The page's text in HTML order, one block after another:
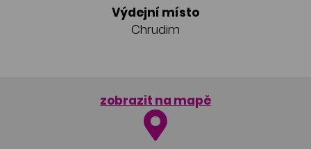
Výdejní místo
Chrudim
zobrazit na mapě